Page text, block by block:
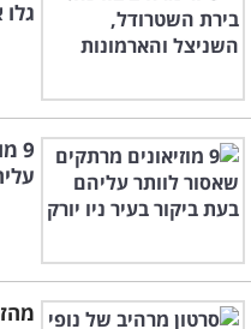
גלו
9